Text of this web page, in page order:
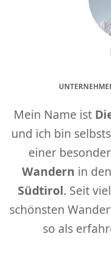
Mein Name ist
und ich bin
einer
Wandern in den
Südtirol. Seit
schönsten
so als